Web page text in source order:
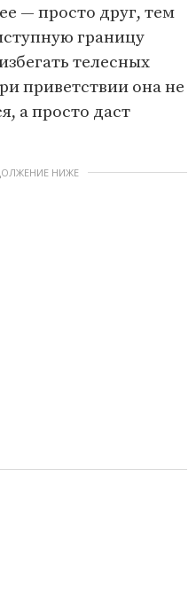
— просто друг, тем
границу
телесных
приветствии она не
а просто даст
НИЖЕ